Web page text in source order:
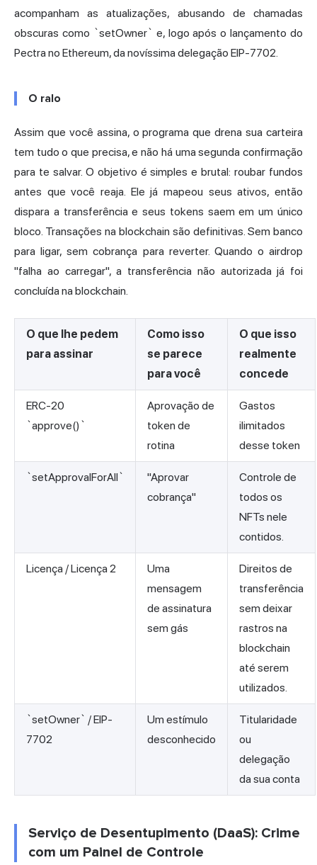
acompanham as atualizações, abusando de chamadas
obscuras como `setOwner` e, logo após o lançamento do
Pectra no Ethereum, da novíssima delegação EIP-7702.
O ralo
Assim que você assina, o programa que drena sua carteira
tem tudo o que precisa, e não há uma segunda confirmação
para te salvar. O objetivo é simples e brutal: roubar fundos
antes que você reaja. Ele já mapeou seus ativos, então
dispara a transferência e seus tokens saem em um único
bloco. Transações na blockchain são definitivas. Sem banco
para ligar, sem cobrança para reverter. Quando o airdrop
"falha ao carregar", a transferência não autorizada já foi
concluída na blockchain.
O que lhe pedem
para assinar
Como isso
se parece
para você
O que isso
realmente
concede
ERC-20
`approve()`
Aprovação de
token de
rotina
Gastos
ilimitados
desse token
`setApprovalForAll`
"Aprovar
cobrança"
Controle de
todos os
NFTs nele
contidos.
Licença / Licença 2
Uma
mensagem
de assinatura
sem gás
Direitos de
transferência
sem deixar
rastros na
blockchain
até serem
utilizados.
`setOwner` / EIP-
7702
Um estímulo
desconhecido
Titularidade
ou
delegação
da sua conta
Serviço de Desentupimento (DaaS): Crime
com um Painel de Controle